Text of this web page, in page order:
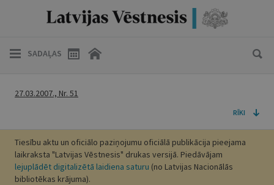
SADAĻAS
27.03.2007., Nr. 51
RĪKI
Tiesību aktu un oficiālo paziņojumu oficiālā publikācija pieejama
laikraksta "Latvijas Vēstnesis" drukas versijā. Piedāvājam
lejuplādēt digitalizētā laidiena saturu (no Latvijas Nacionālās
bibliotēkas krājuma).